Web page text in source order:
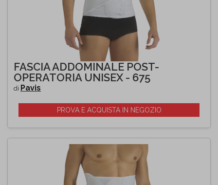
FASCIA ADDOMINALE POST-
OPERATORIA UNISEX - 675
di Pavis
PROVA E ACQUISTA IN NEGOZIO